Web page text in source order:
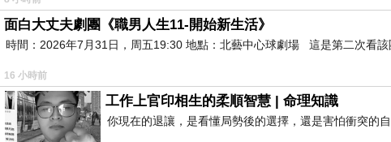
面白大丈夫劇團《職男人生11-開始新生活》
時間：2026年7月31日，周五19:30 地點：北藝中心球劇場 這是第二次看
16 小時前
工作上官印相生的柔順智慧 | 命理知識
你現在的退讓，是看懂局勢後的選擇，還是害怕衝突